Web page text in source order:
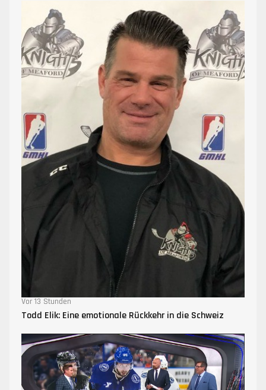
Vor 13 Stunden
Todd Elik: Eine emotionale Rückkehr in die Schweiz